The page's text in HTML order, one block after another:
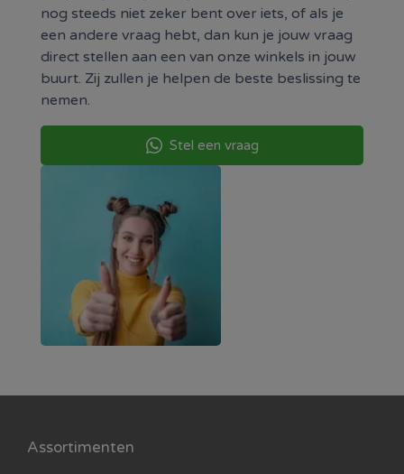
nog steeds niet zeker bent over iets, of als je
een andere vraag hebt, dan kun je jouw vraag
direct stellen aan een van onze winkels in jouw
buurt. Zij zullen je helpen de beste beslissing te
nemen.
Stel een vraag
Assortimenten